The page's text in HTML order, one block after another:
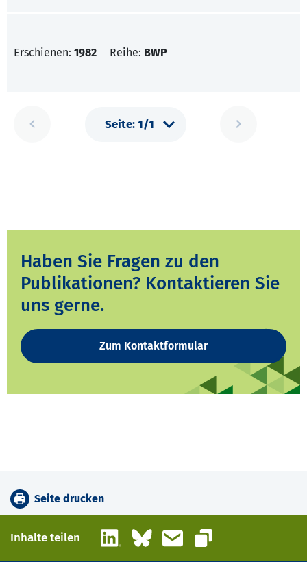
Erschienen: 1982 Reihe: BWP
Haben Sie Fragen zu den
Publikationen? Kontaktieren Sie
uns gerne.
Zum Kontaktformular
Seite drucken
Inhalte teilen LinkedInBlueskyE-Mail
Link kopieren